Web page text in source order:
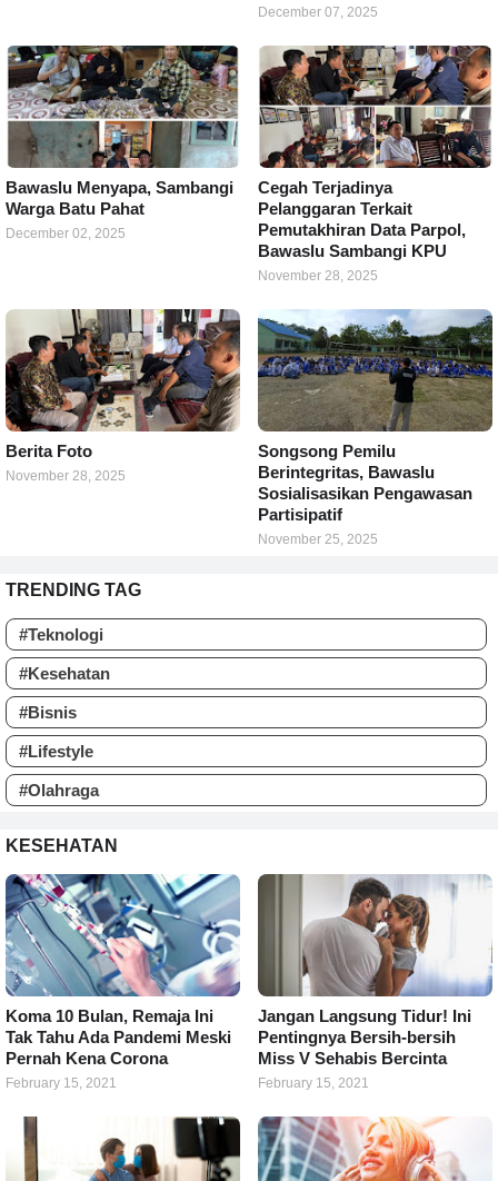
December 07, 2025
Bawaslu Menyapa, Sambangi
Warga Batu Pahat
December 02, 2025
Cegah Terjadinya
Pelanggaran Terkait
Pemutakhiran Data Parpol,
Bawaslu Sambangi KPU
November 28, 2025
Berita Foto
November 28, 2025
Songsong Pemilu
Berintegritas, Bawaslu
Sosialisasikan Pengawasan
Partisipatif
November 25, 2025
TRENDING TAG
#Teknologi
#Kesehatan
#Bisnis
#Lifestyle
#Olahraga
KESEHATAN
Koma 10 Bulan, Remaja Ini
Tak Tahu Ada Pandemi Meski
Pernah Kena Corona
February 15, 2021
Jangan Langsung Tidur! Ini
Pentingnya Bersih-bersih
Miss V Sehabis Bercinta
February 15, 2021